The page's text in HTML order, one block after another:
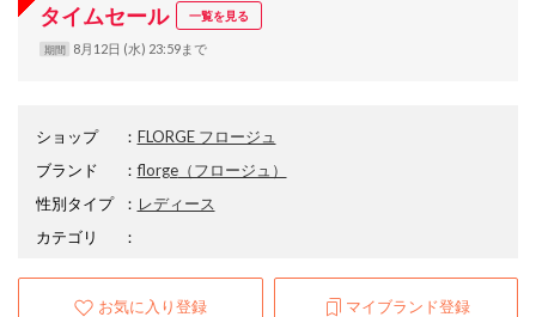
タイムセール 一覧を見る
期間 8月12日 (水) 23:59まで
ショップ ： FLORGE フロージュ
ブランド
：florge（フロージュ）
性別タイプ
： レディース
カテゴリ
：
お気に入り登録 マイブランド登録